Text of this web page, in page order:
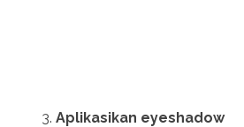
Aplikasikan eyeshadow